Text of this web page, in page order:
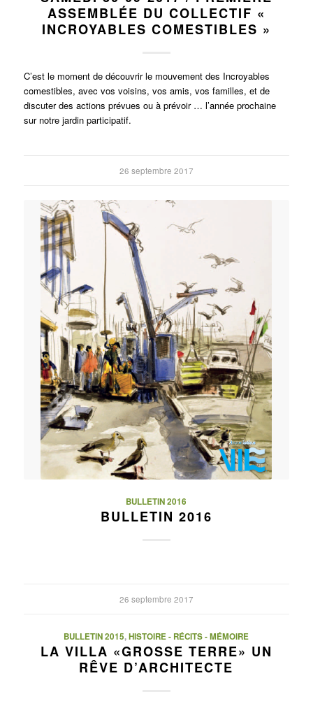
ASSEMBLÉE DU COLLECTIF «
INCROYABLES COMESTIBLES »
C’est le moment de découvrir le mouvement des Incroyables
comestibles, avec vos voisins, vos amis, vos familles, et de
discuter des actions prévues ou à prévoir … l’année prochaine
sur notre jardin participatif.
26 septembre 2017
BULLETIN 2016
BULLETIN 2016
26 septembre 2017
BULLETIN 2015,HISTOIRE - RÉCITS - MÉMOIRE
LA VILLA «GROSSE TERRE» UN
RÊVE D’ARCHITECTE